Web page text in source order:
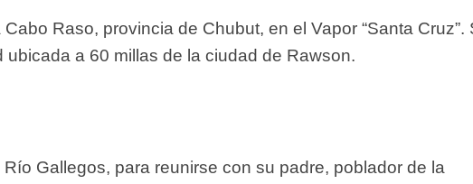
Raso, provincia de Chubut, en el Vapor “Santa Cruz”.
ubicada a 60 millas de la ciudad de Rawson.
Gallegos, para reunirse con su padre, poblador de la